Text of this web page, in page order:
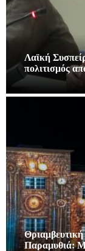
Λαϊκή
πολιτισμός
Παραμυθιά: